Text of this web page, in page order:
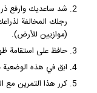
شد ساعديك وارفع
رجلك المخالفة
(موازيين للأرض).
حافظ على استقامة
ابق في هذه الوضعية بين 3 إلى 4 ثوانٍ وارجع ببطء إلى
كرر هذا التمرين مع